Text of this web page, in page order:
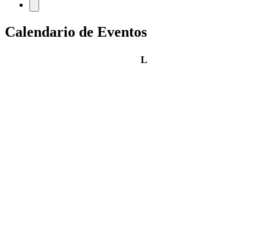
Calendario de Eventos
Llunes